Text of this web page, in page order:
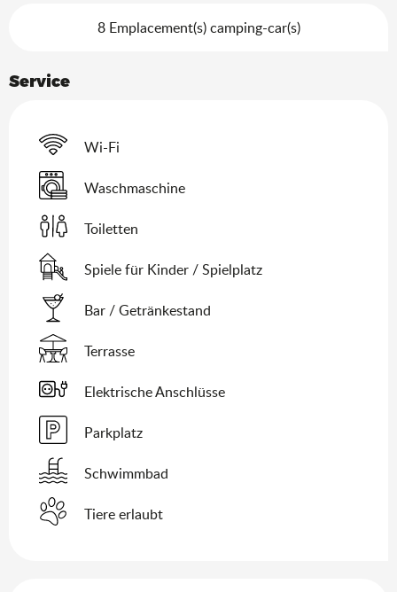
8 Emplacement(s) camping-car(s)
Service
Wi-Fi
Waschmaschine
Toiletten
Spiele für Kinder / Spielplatz
Bar / Getränkestand
Terrasse
Elektrische Anschlüsse
Parkplatz
Schwimmbad
Tiere erlaubt